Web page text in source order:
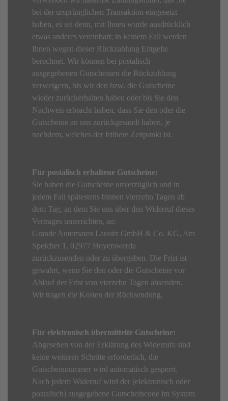
bei der ursprünglichen Transaktion eingesetzt
haben, es sei denn, mit Ihnen wurde ausdrücklich
etwas anderes vereinbart; in keinem Fall werden
Ihnen wegen dieser Rückzahlung Entgelte
berechnet. Wir können bei postalisch
ausgegebenen Gutscheinen die Rückzahlung
verweigern, bis wir den bzw. die Gutscheine
wieder zurückerhalten haben oder bis Sie den
Nachweis erbracht haben, dass Sie den oder die
Gutscheine an uns zurückgesandt haben, je
nachdem, welches der frühere Zeitpunkt ist.
Für postalisch erhaltene Gutscheine:
Sie haben die Gutscheine unverzüglich und in
jedem Fall spätestens binnen vierzehn Tagen ab
dem Tag, an dem Sie uns über den Widerruf dieses
Vertrages unterrichten, an:
Grande Automaten Lausitz GmbH & Co. KG, Am
Speicher 1, 02977 Hoyerswerda
zurückzusenden oder zu übergeben. Die Frist ist
gewahrt, wenn Sie den oder die Gutscheine vor
Ablauf der Frist von vierzehn Tagen absenden.
Wir tragen die Kosten der Rücksendung.
Für elektronisch übermittelte Gutscheine:
Abgesehen von der Erklärung des Widerrufs sind
keine weiteren Schritte erforderlich, die
Gutscheinnummer wird automatisch gesperrt.
Nach jedem Widerruf wird der (elektronisch oder
postalisch) ausgegebene Gutscheincode im System